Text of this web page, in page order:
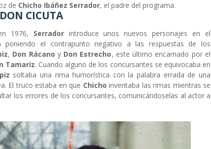
de Chicho Ibáñez Serrador, el padre del programa.
CICUTA
1976, Serrador introduce unos nuevos personajes en el
poniendo el contrapunto negativo a las respuestas de los
, Don Rácano y Don Estrecho, este último encarnado por el
Tamariz. Cuando alguno de los concursantes se equivocaba en
soltaba una rima humorística con la palabra errada de una
El truco estaba en que Chicho inventaba las rimas mientras se
los errores de los concursantes, comunicándoselas al actor a